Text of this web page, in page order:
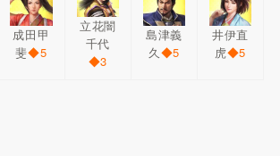
成田甲
斐◆5
立花闇
千代
◆3
島津義
久◆5
井伊直
虎◆5